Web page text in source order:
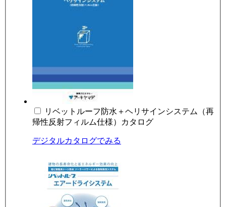
リベットルーフ防水＋ヘリサインシステム（再
帰性反射フィルム仕様）カタログ
デジタルカタログでみる